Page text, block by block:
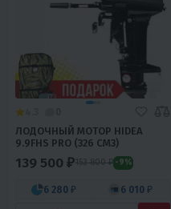
ЛОДОЧНЫЙ МОТОР HIDEA
9.9FHS PRO (326 СМ3)
139 500 ₽153 800 ₽ -9%
6 280 ₽ 6 010 ₽